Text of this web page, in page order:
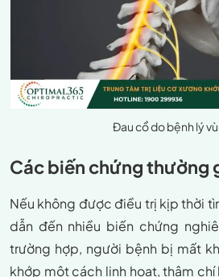
Đau cổ do bệnh lý
Các biến chứng thường
Nếu không được điều trị kịp thời
dẫn đến nhiều biến chứng
trường hợp, người bệnh bị mất
khớp một cách linh hoạt, thậm